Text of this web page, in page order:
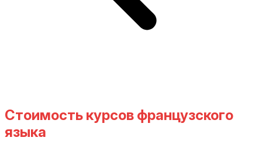
Стоимость курсов французского
языка